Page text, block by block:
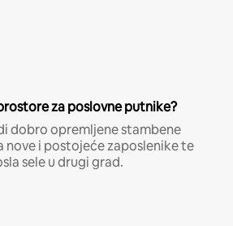
za poslovne putnike?
dobro opremljene stambene
nove i postojeće zaposlenike te
sele u drugi grad.